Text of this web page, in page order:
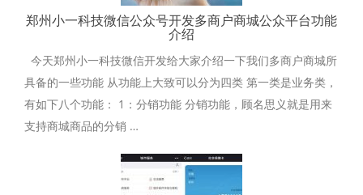
郑州小一科技微信公众号开发多商户商城公众平台功能
介绍
今天郑州小一科技微信开发给大家介绍一下我们多商户商城所
具备的一些功能 从功能上大致可以分为四类 第一类是业务类，
有如下八个功能： 1：分销功能 分销功能，顾名思义就是用来
支持商城商品的分销 …